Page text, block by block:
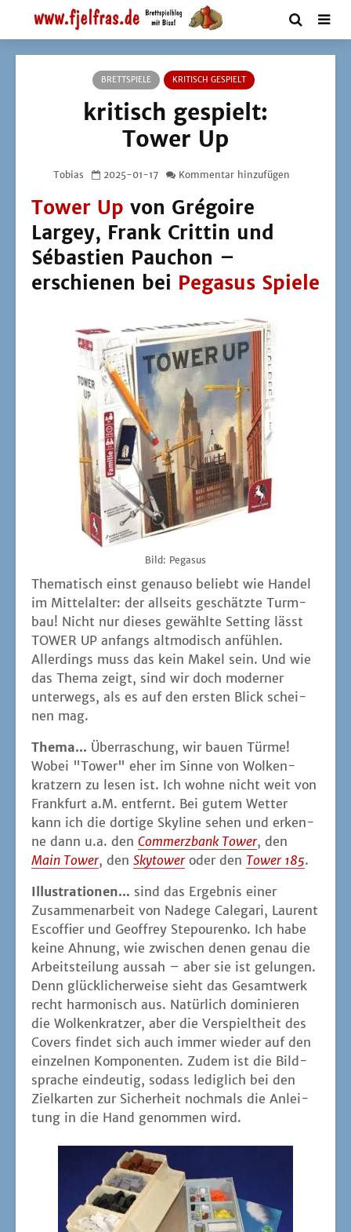
BRETTSPIELE KRITISCH GESPIELT
kritisch gespielt:
Tower Up
Tobias 2025-01-17 Kommentar hinzufügen
Tower Up von Grégoire
Largey, Frank Crittin und
Sébastien Pauchon –
erschienen bei Pegasus Spiele
Bild: Pega­sus
The­ma­tisch einst genau­so beliebt wie Han­del
im Mit­tel­al­ter: der all­seits geschätz­te Turm­
bau! Nicht nur die­ses gewähl­te Set­ting lässt
TOWER UP anfangs alt­mo­disch anfüh­len.
Aller­dings muss das kein Makel sein. Und wie
das The­ma zeigt, sind wir doch moder­ner
unter­wegs, als es auf den ers­ten Blick schei­
nen mag.
The­ma... Über­ra­schung, wir bau­en Tür­me!
Wobei "Tower" eher im Sin­ne von Wol­ken­
krat­zern zu lesen ist. Ich woh­ne nicht weit von
Frank­furt a.M. ent­fernt. Bei gutem Wet­ter
kann ich die dor­ti­ge Sky­line sehen und erken­
ne dann u.a. den Com­merz­bank Tower, den
Main Tower, den Sky­toweroder den Tower 185.
Illus­tra­tio­nen… sind das Ergeb­nis einer
Zusam­men­ar­beit von Nade­ge Caleg­a­ri, Lau­rent
Escof­fier und Geoffrey Ste­pou­ren­ko. Ich habe
kei­ne Ahnung, wie zwi­schen denen genau die
Arbeits­tei­lung aus­sah – aber sie ist gelun­gen.
Denn glück­li­cher­wei­se sieht das Gesamt­werk
recht har­mo­nisch aus. Natür­lich domi­nie­ren
die Wol­ken­krat­zer, aber die Ver­spielt­heit des
Covers fin­det sich auch immer wie­der auf den
ein­zel­nen Kom­po­nen­ten. Zudem ist die Bild­
spra­che ein­deu­tig, sodass ledig­lich bei den
Ziel­kar­ten zur Sicher­heit noch­mals die Anlei­
tung in die Hand genom­men wird.